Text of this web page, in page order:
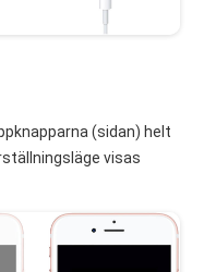
(sidan) helt
visas